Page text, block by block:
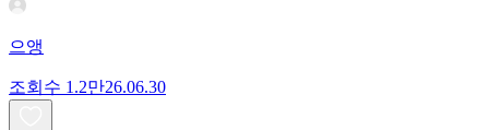
으앵
조회수 1.2만26.06.30